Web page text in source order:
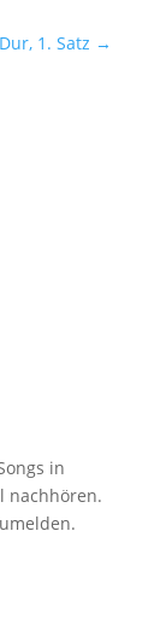
1. Satz →
in
nachhören.